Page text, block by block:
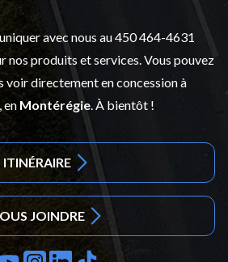
avec nous au450 464-4631
nos produits et services. Vous pouvez
voir directement en concession à
, en Montérégie . À bientôt !
ITINÉRAIRE
JOINDRE